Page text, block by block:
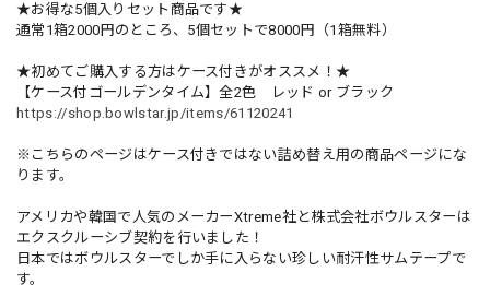
★お得な5個入りセット商品です★
通常1箱2000円のところ、5個セットで8000円（1箱無料）
★初めてご購入する方はケース付きがオススメ！★
【ケース付ゴールデンタイム】全2色 レッド or ブラック
https://shop.bowlstar.jp/items/61120241
※こちらのページはケース付きではない詰め替え用の商品ページにな
ります。
アメリカや韓国で人気のメーカーXtreme社と株式会社ボウルスターは
エクスクルーシブ契約を行いました！
日本ではボウルスターでしか手に入らない珍しい耐汗性サムテープで
す。